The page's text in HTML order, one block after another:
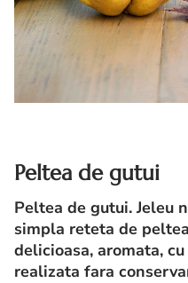
Peltea de gutui
Peltea de gutui. Jeleu
simpla reteta de
delicioasa, aromata,
realizata fara